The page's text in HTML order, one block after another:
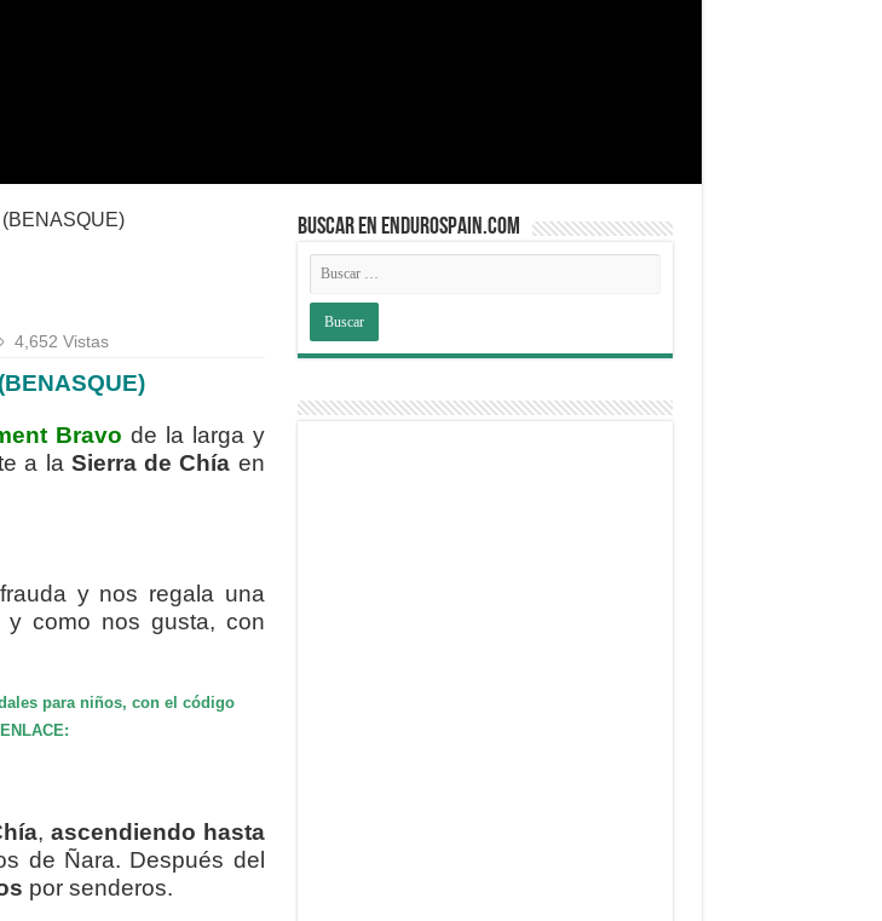
4,652 Vistas
Bravo de la larga y
a la Sierra de Chía en
y nos regala una
y como nos gusta, con
para niños, con el código
, ascendiendo hasta
de Ñara. Después del
por senderos.
BUSCAR EN ENDUROSPAIN.COM